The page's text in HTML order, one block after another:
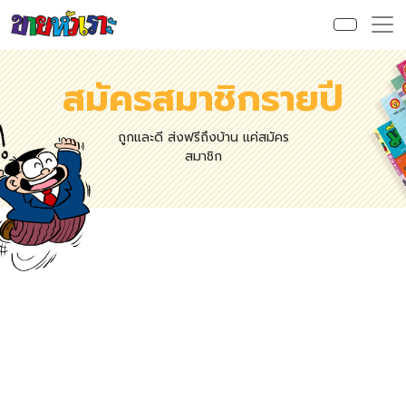
สมัครสมาชิกรายปี
ถูกและดี ส่งฟรีถึงบ้าน แค่สมัคร
สมาชิก